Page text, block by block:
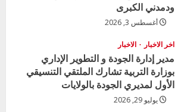
ودمدني الكبرى
أغسطس 3, 2026
اخر الاخبار الاخبار
مدير إدارة الجودة و التطوير الإداري
بوزارة التربية تشارك الملتقي التنسيقي
الأول لمديري الجودة بالولايات
يوليو 29, 2026